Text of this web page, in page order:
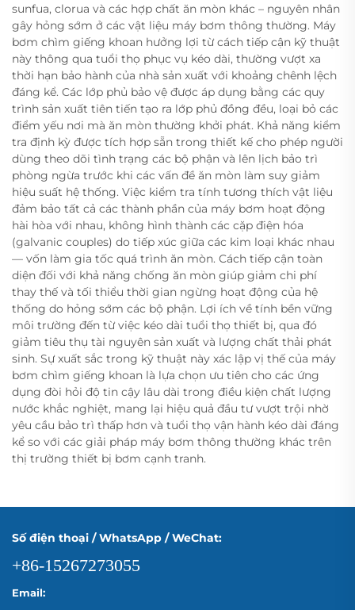
sunfua, clorua và các hợp chất ăn mòn khác – nguyên nhân
gây hỏng sớm ở các vật liệu máy bơm thông thường. Máy
bơm chìm giếng khoan hưởng lợi từ cách tiếp cận kỹ thuật
này thông qua tuổi thọ phục vụ kéo dài, thường vượt xa
thời hạn bảo hành của nhà sản xuất với khoảng chênh lệch
đáng kể. Các lớp phủ bảo vệ được áp dụng bằng các quy
trình sản xuất tiên tiến tạo ra lớp phủ đồng đều, loại bỏ các
điểm yếu nơi mà ăn mòn thường khởi phát. Khả năng kiểm
tra định kỳ được tích hợp sẵn trong thiết kế cho phép người
dùng theo dõi tình trạng các bộ phận và lên lịch bảo trì
phòng ngừa trước khi các vấn đề ăn mòn làm suy giảm
hiệu suất hệ thống. Việc kiểm tra tính tương thích vật liệu
đảm bảo tất cả các thành phần của máy bơm hoạt động
hài hòa với nhau, không hình thành các cặp điện hóa
(galvanic couples) do tiếp xúc giữa các kim loại khác nhau
— vốn làm gia tốc quá trình ăn mòn. Cách tiếp cận toàn
diện đối với khả năng chống ăn mòn giúp giảm chi phí
thay thế và tối thiểu thời gian ngừng hoạt động của hệ
thống do hỏng sớm các bộ phận. Lợi ích về tính bền vững
môi trường đến từ việc kéo dài tuổi thọ thiết bị, qua đó
giảm tiêu thụ tài nguyên sản xuất và lượng chất thải phát
sinh. Sự xuất sắc trong kỹ thuật này xác lập vị thế của máy
bơm chìm giếng khoan là lựa chọn ưu tiên cho các ứng
dụng đòi hỏi độ tin cậy lâu dài trong điều kiện chất lượng
nước khắc nghiệt, mang lại hiệu quả đầu tư vượt trội nhờ
yêu cầu bảo trì thấp hơn và tuổi thọ vận hành kéo dài đáng
kể so với các giải pháp máy bơm thông thường khác trên
thị trường thiết bị bơm cạnh tranh.
Số điện thoại / WhatsApp / WeChat:
+86-15267273055
Email: